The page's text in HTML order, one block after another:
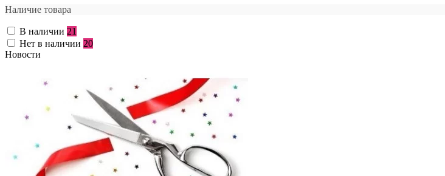
Наличие товара
В наличии 21
Нет в наличии 20
Новости